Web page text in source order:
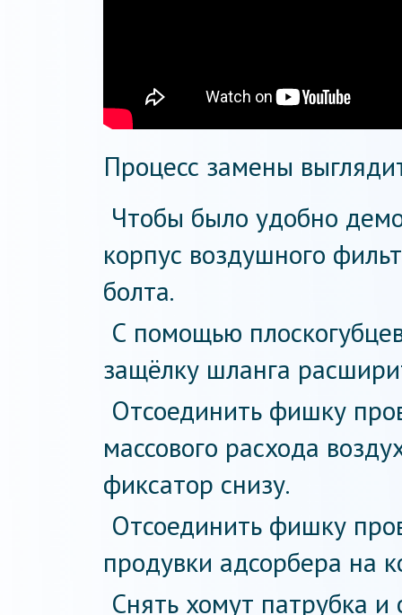
Процесс замены
Чтобы было удобно
корпус воздушного
болта.
С помощью
защёлку шланга
Отсоединить фишку
массового расхода
фиксатор снизу.
Отсоединить фишку
продувки адсорбера на
Снять хомут патрубка и